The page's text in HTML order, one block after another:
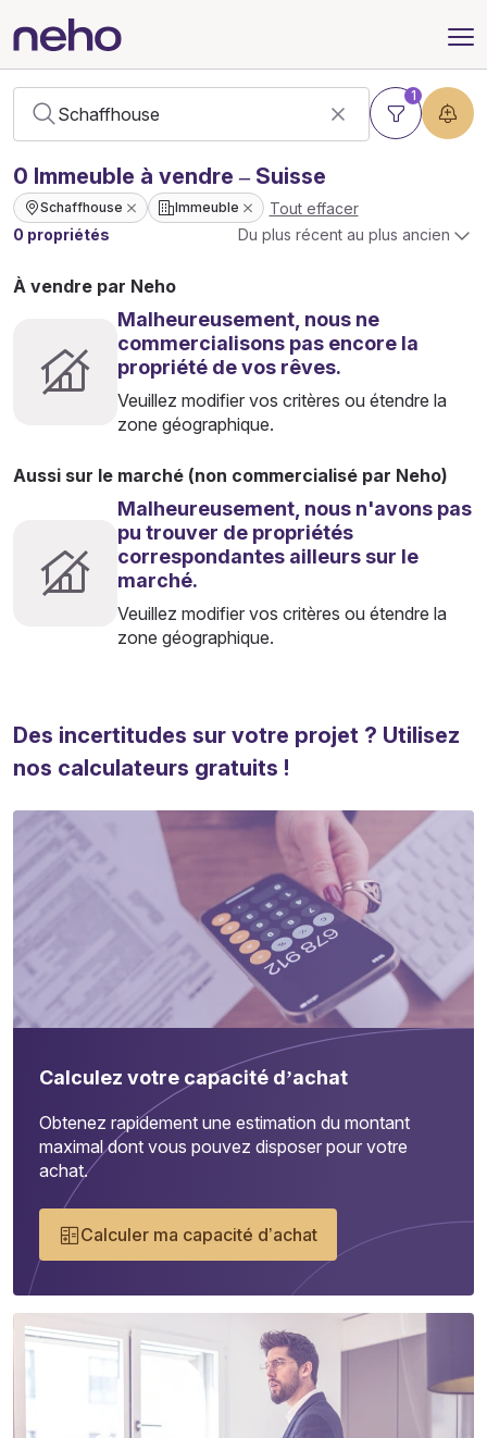
1
0 Immeuble à vendre – Suisse
Schaffhouse Immeuble
Tout effacer
0 propriétés
Du plus récent au plus ancien
À vendre par Neho
Malheureusement, nous ne
commercialisons pas encore la
propriété de vos rêves.
Veuillez modifier vos critères ou étendre la
zone géographique.
Aussi sur le marché (non commercialisé par Neho)
Malheureusement, nous n'avons pas
pu trouver de propriétés
correspondantes ailleurs sur le
marché.
Veuillez modifier vos critères ou étendre la
zone géographique.
Des incertitudes sur votre projet ? Utilisez
nos calculateurs gratuits !
Calculez votre capacité d’achat
Obtenez rapidement une estimation du montant
maximal dont vous pouvez disposer pour votre
achat.
Calculer ma capacité d’achat